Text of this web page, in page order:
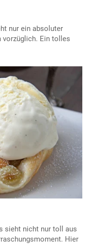
nur ein absoluter
vorzüglich. Ein tolles
sieht nicht nur toll aus
Hier